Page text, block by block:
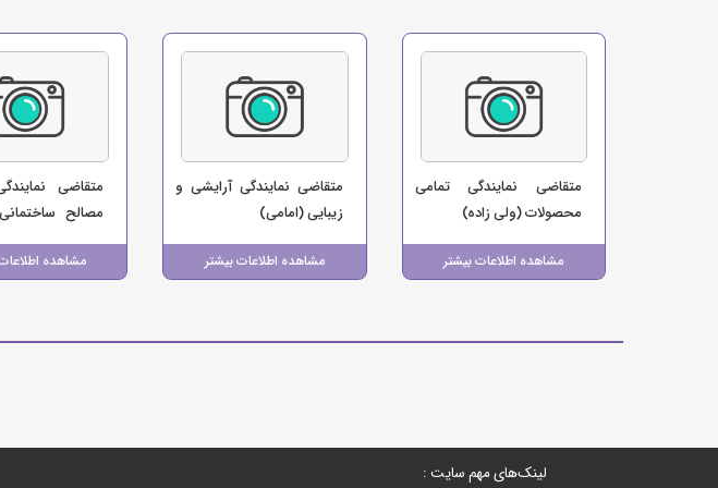
مشاهده اطلاعات بیشتر
متقاضی نمایندگی تمامی
محصولات (ولی زاده)
مشاهده اطلاعات بیشتر
متقاضی نمایندگی آرایشی و
زیبایی (امامی)
مشاهده
متقاضی
مصالح
سرامیک کمالی)
لینک‌های مهم سایت :